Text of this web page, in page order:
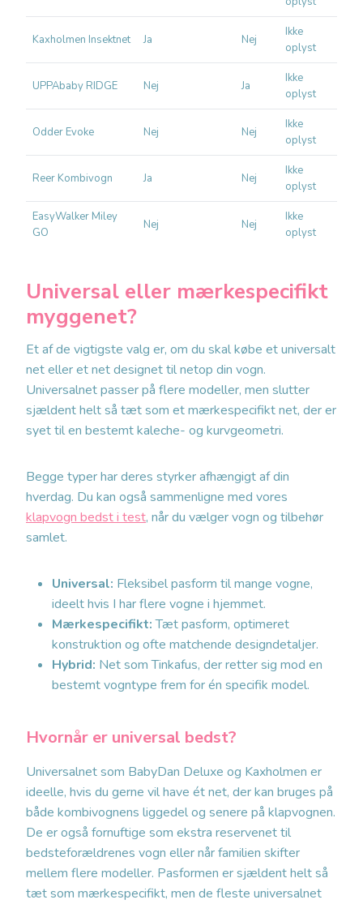
Kaxholmen Insektnet Ja Nej
Ikke
oplyst
UPPAbaby RIDGE Nej Ja
Ikke
oplyst
Odder Evoke Nej Nej
Ikke
oplyst
Reer Kombivogn Ja Nej
Ikke
oplyst
EasyWalker Miley
GO
Nej Nej
Ikke
oplyst
Universal eller mærkespecifikt
myggenet?
Et af de vigtigste valg er, om du skal købe et universalt
net eller et net designet til netop din vogn.
Universalnet passer på flere modeller, men slutter
sjældent helt så tæt som et mærkespecifikt net, der er
syet til en bestemt kaleche- og kurvgeometri.
Begge typer har deres styrker afhængigt af din
hverdag. Du kan også sammenligne med vores
klapvogn bedst i test, når du vælger vogn og tilbehør
samlet.
Universal: Fleksibel pasform til mange vogne,
ideelt hvis I har flere vogne i hjemmet.
Mærkespecifikt:Tæt pasform, optimeret
konstruktion og ofte matchende designdetaljer.
Hybrid: Net som Tinkafus, der retter sig mod en
bestemt vogntype frem for én specifik model.
Hvornår er universal bedst?
Universalnet som BabyDan Deluxe og Kaxholmen er
ideelle, hvis du gerne vil have ét net, der kan bruges på
både kombivognens liggedel og senere på klapvognen.
De er også fornuftige som ekstra reservenet til
bedsteforældrenes vogn eller når familien skifter
mellem flere modeller. Pasformen er sjældent helt så
tæt som mærkespecifikt, men de fleste universalnet